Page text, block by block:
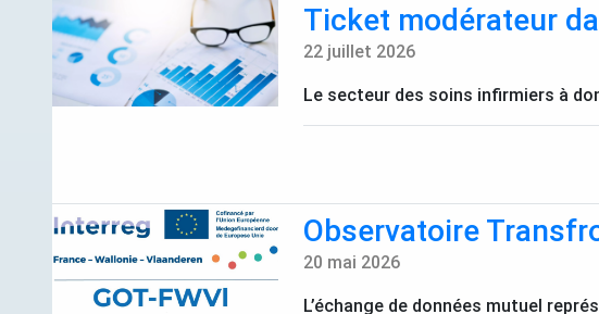
Ticket modérateur
22 juillet 2026
Le secteur des soins infirmiers à
Observatoire
20 mai 2026
L’échange de données mutuel